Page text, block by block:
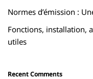
Normes d’émission :
Fonctions, installation,
utiles
Recent Comments